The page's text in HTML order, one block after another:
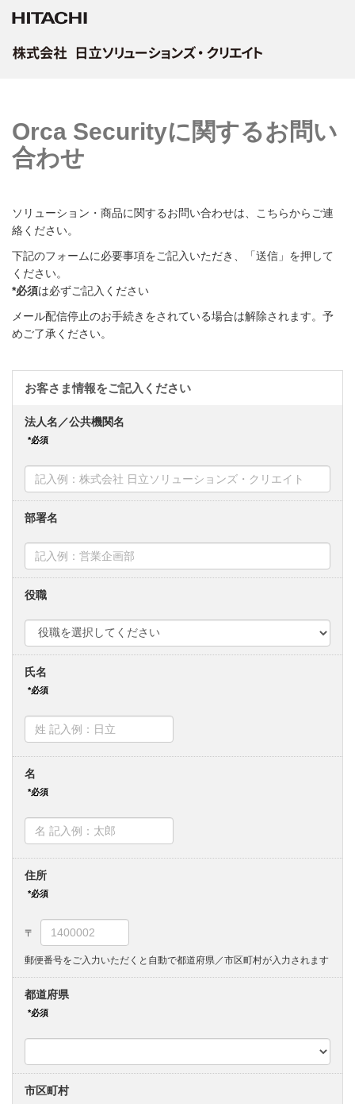
Orca Securityに関するお問い
合わせ
ソリューション・商品に関するお問い合わせは、こちらからご連
絡ください。
下記のフォームに必要事項をご記入いただき、「送信」を押して
ください。
*必須は必ずご記入ください
メール配信停止のお手続きをされている場合は解除されます。予
めご了承ください。
法人名／公共機関名
部署名
役職
氏名
名
住所
郵便番号をご入力いただくと自動で都道府県／市区町村が入力されます
都道府県
市区町村